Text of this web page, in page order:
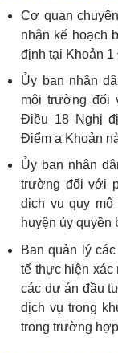
Cơ quan
nhận kế hoạch
định tại Khoản
Ủy ban nhân
môi trường đối
Điều 18 Nghị
Điểm a Khoản
Ủy ban nhân
trường đối với
dịch vụ quy
huyện ủy quyền
Ban quản lý
tế thực hiện xác
các dự án đầu
dịch vụ trong
trong trường